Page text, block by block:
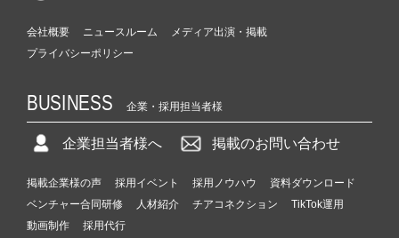
会社概要 ニュースルーム
メディア出演・掲載
プライバシーポリシー
BUSINESS 企業・採用担当者様
企業担当者様へ 掲載のお問い合わせ
掲載企業様の声 採用イベント 採用ノウハウ
資料ダウンロード
ベンチャー合同研修
人材紹介 チアコネクション
TikTok運用
動画制作
採用代行